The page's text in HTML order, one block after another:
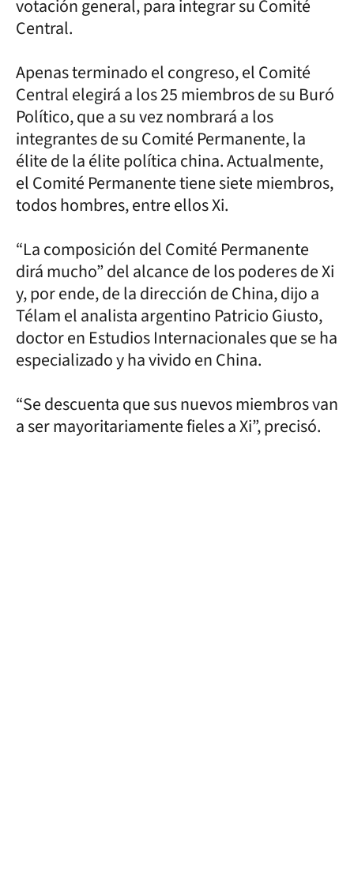
votación general, para integrar su Comité
Central.
Apenas terminado el congreso, el Comité
Central elegirá a los 25 miembros de su Buró
Político, que a su vez nombrará a los
integrantes de su Comité Permanente, la
élite de la élite política china. Actualmente,
el Comité Permanente tiene siete miembros,
todos hombres, entre ellos Xi.
“La composición del Comité Permanente
dirá mucho” del alcance de los poderes de Xi
y, por ende, de la dirección de China, dijo a
Télam el analista argentino Patricio Giusto,
doctor en Estudios Internacionales que se ha
especializado y ha vivido en China.
“Se descuenta que sus nuevos miembros van
a ser mayoritariamente fieles a Xi”, precisó.